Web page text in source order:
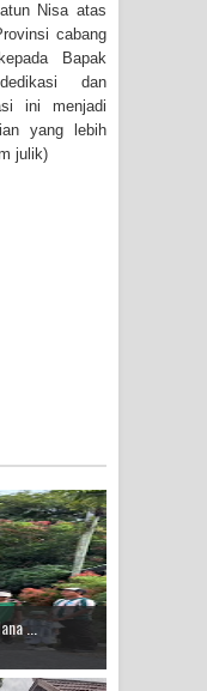
Nisa atas
cabang
Bapak
dan
ini menjadi
yang lebih
julik)
...